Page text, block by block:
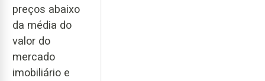
preços abaixo
da média do
valor do
mercado
imobiliário e